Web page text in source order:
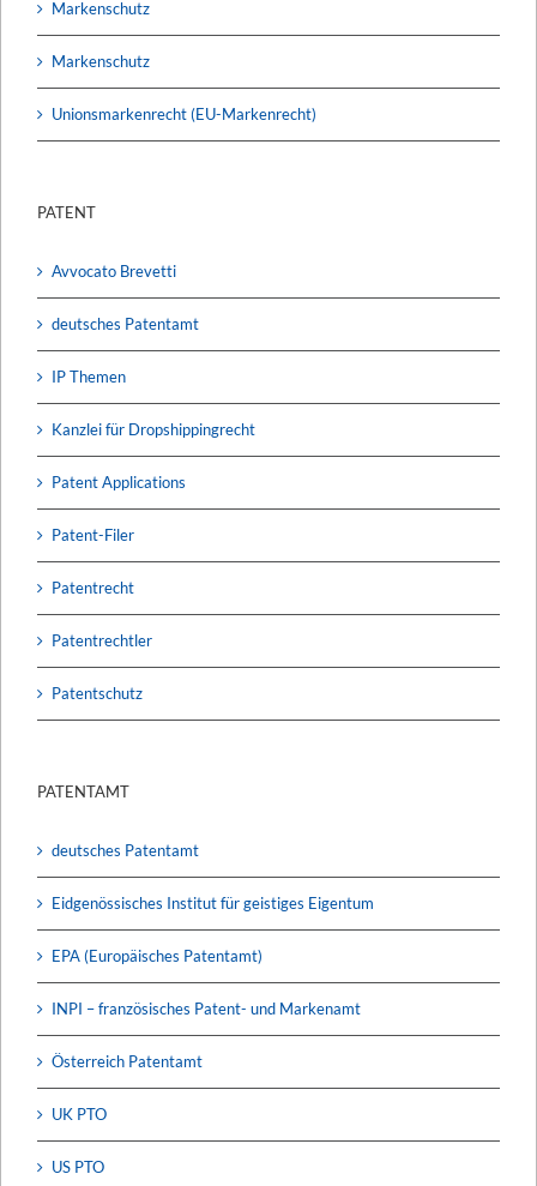
Markenschutz
Markenschutz
Unionsmarkenrecht (EU-Markenrecht)
PATENT
Avvocato Brevetti
deutsches Patentamt
IP Themen
Kanzlei für Dropshippingrecht
Patent Applications
Patent-Filer
Patentrecht
Patentrechtler
Patentschutz
PATENTAMT
deutsches Patentamt
Eidgenössisches Institut für geistiges Eigentum
EPA (Europäisches Patentamt)
INPI – französisches Patent- und Markenamt
Österreich Patentamt
UK PTO
US PTO